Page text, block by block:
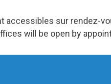
accessibles sur rendez-
will be open by